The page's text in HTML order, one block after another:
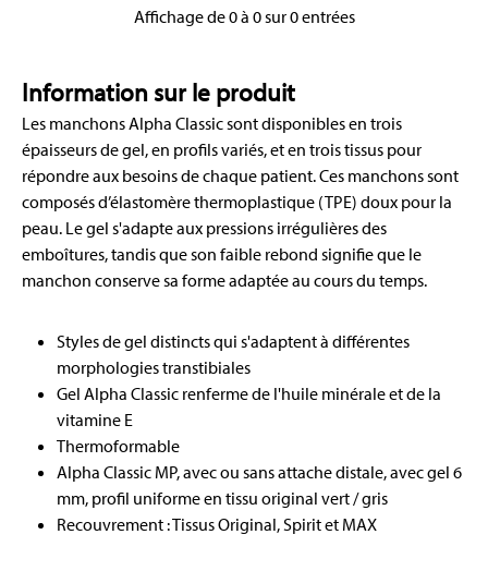
Affichage de 0 à 0 sur 0 entrées
Information sur le produit
Les manchons Alpha Classic sont disponibles en trois
épaisseurs de gel, en profils variés, et en trois tissus pour
répondre aux besoins de chaque patient. Ces manchons sont
composés d’élastomère thermoplastique (TPE) doux pour la
peau. Le gel s'adapte aux pressions irrégulières des
emboîtures, tandis que son faible rebond signifie que le
manchon conserve sa forme adaptée au cours du temps.
Styles de gel distincts qui s'adaptent à différentes
morphologies transtibiales
Gel Alpha Classic renferme de l'huile minérale et de la
vitamine E
Thermoformable
Alpha Classic MP, avec ou sans attache distale, avec gel 6
mm, profil uniforme en tissu original vert / gris
Recouvrement : Tissus Original, Spirit et MAX